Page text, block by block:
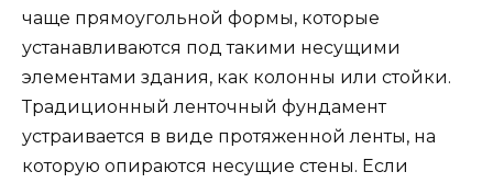
чаще прямоугольной формы, которые
устанавливаются под такими несущими
элементами здания, как колонны или стойки.
Традиционный ленточный фундамент
устраивается в виде протяженной ленты, на
которую опираются несущие стены. Если